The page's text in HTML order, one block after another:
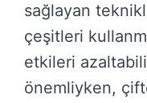
sağlayan
çeşitleri
etkileri
önemliyken,